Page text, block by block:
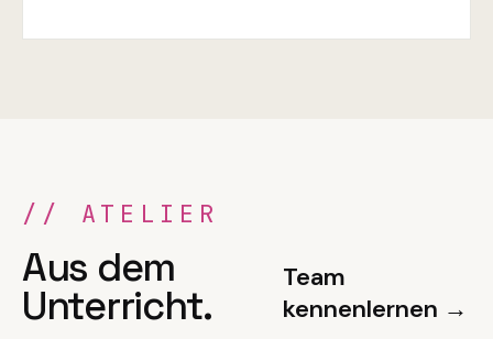
// ATELIER
Aus dem
Unterricht.
Team
kennenlernen →